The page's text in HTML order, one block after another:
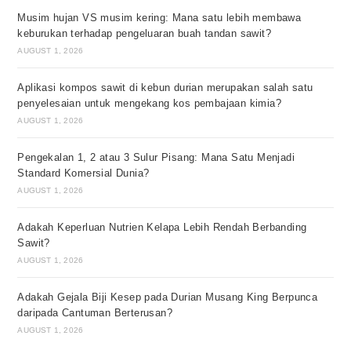
Musim hujan VS musim kering: Mana satu lebih membawa
keburukan terhadap pengeluaran buah tandan sawit?
AUGUST 1, 2026
Aplikasi kompos sawit di kebun durian merupakan salah satu
penyelesaian untuk mengekang kos pembajaan kimia?
AUGUST 1, 2026
Pengekalan 1, 2 atau 3 Sulur Pisang: Mana Satu Menjadi
Standard Komersial Dunia?
AUGUST 1, 2026
Adakah Keperluan Nutrien Kelapa Lebih Rendah Berbanding
Sawit?
AUGUST 1, 2026
Adakah Gejala Biji Kesep pada Durian Musang King Berpunca
daripada Cantuman Berterusan?
AUGUST 1, 2026